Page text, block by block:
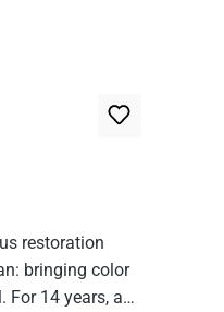
restoration
bringing color
For 14 years, a